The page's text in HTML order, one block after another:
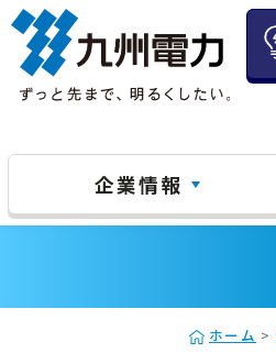
企業情報
ホーム >